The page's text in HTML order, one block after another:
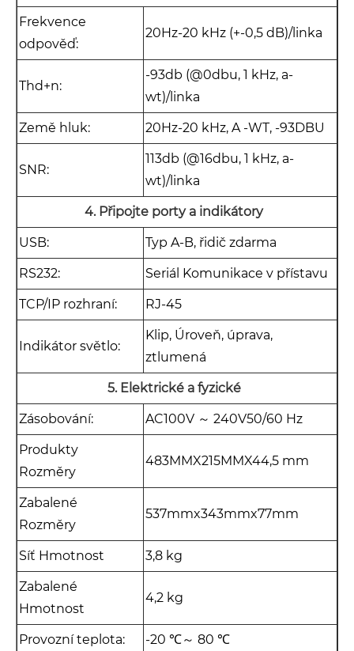
Frekvence
odpověď:
20Hz-20 kHz (+-0,5 dB)/linka
Thd+n:
-93db (@0dbu, 1 kHz, a-
wt)/linka
Země hluk: 20Hz-20 kHz, A -WT, -93DBU
SNR:
113db (@16dbu, 1 kHz, a-
wt)/linka
4. Připojte porty a indikátory
USB: Typ A-B, řidič zdarma
RS232: Seriál Komunikace v přístavu
TCP/IP rozhraní: RJ-45
Indikátor světlo:
Klip, Úroveň, úprava,
ztlumená
5. Elektrické a fyzické
Zásobování: AC100V ～ 240V50/60 Hz
Produkty
Rozměry
483MMX215MMX44,5 mm
Zabalené
Rozměry
537mmx343mmx77mm
Síť Hmotnost 3,8 kg
Zabalené
Hmotnost
4,2 kg
Provozní teplota: -20 ℃～ 80 ℃